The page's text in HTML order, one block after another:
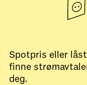
Spotpris eller
finne
deg.